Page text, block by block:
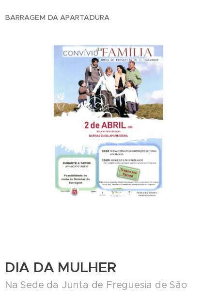
BARRAGEM DA APARTADURA
DIA DA MULHER
Na Sede da Junta de Freguesia de São